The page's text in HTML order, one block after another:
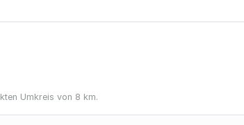
Umkreis von 8 km.